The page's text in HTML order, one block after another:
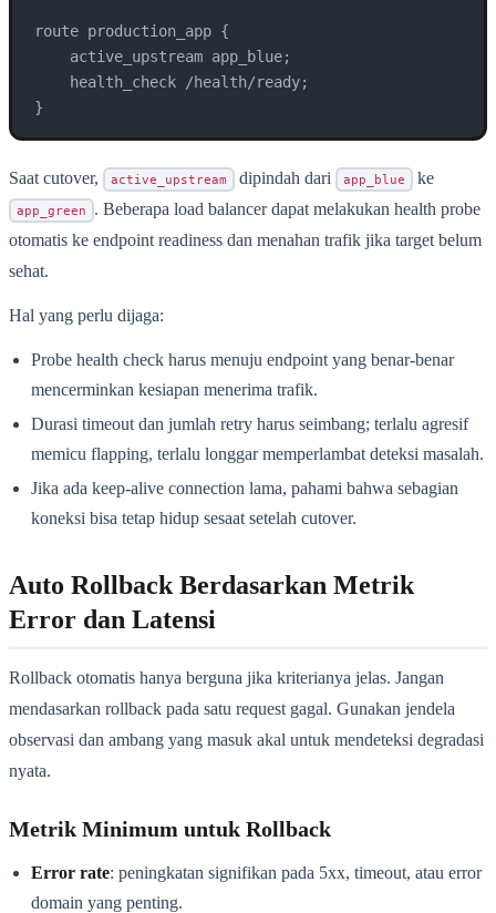
route production_app {
    active_upstream app_blue;
    health_check /health/ready;
Saat cutover, active_upstream dipindah dari app_blue ke
app_green
. Beberapa load balancer dapat melakukan health probe
otomatis ke endpoint readiness dan menahan trafik jika target belum
sehat.
Hal yang perlu dijaga:
Probe health check harus menuju endpoint yang benar-benar
mencerminkan kesiapan menerima trafik.
Durasi timeout dan jumlah retry harus seimbang; terlalu agresif
memicu flapping, terlalu longgar memperlambat deteksi masalah.
Jika ada keep-alive connection lama, pahami bahwa sebagian
koneksi bisa tetap hidup sesaat setelah cutover.
Auto Rollback Berdasarkan Metrik
Error dan Latensi
Rollback otomatis hanya berguna jika kriterianya jelas. Jangan
mendasarkan rollback pada satu request gagal. Gunakan jendela
observasi dan ambang yang masuk akal untuk mendeteksi degradasi
nyata.
Metrik Minimum untuk Rollback
Error rate: peningkatan signifikan pada 5xx, timeout, atau error
domain yang penting.